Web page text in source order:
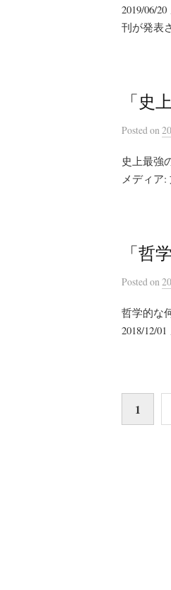
2019/06/
刊が発表
「史
Postedon
史上最強
メディア:
「哲
Postedon
哲学的な
2018/12/
投
稿
1